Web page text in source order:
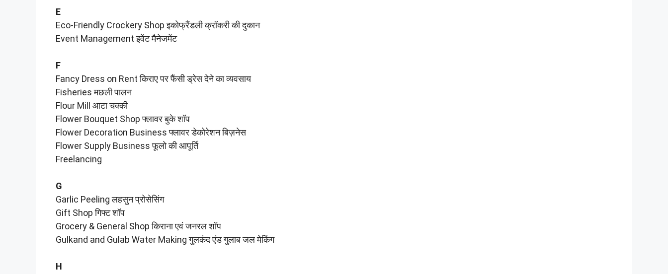
E
Eco-Friendly Crockery Shop इकोफ्रैंडली क्रॉकरी की दुकान
Event Management इवेंट मैनेजमेंट
F
Fancy Dress on Rent किराए पर फैंसी ड्रेस देने का व्यवसाय
Fisheries मछली पालन
Flour Mill आटा चक्की
Flower Bouquet Shop फ्लावर बुके शॉप
Flower Decoration Business फ्लावर डेकोरेशन बिज़नेस
Flower Supply Business फूलो की आपूर्ति
Freelancing
G
Garlic Peeling लहसुन प्रोसेसिंग
Gift Shop गिफ्ट शॉप
Grocery & General Shop किराना एवं जनरल शॉप
Gulkand and Gulab Water Making गुलकंद एंड गुलाब जल मेकिंग
H